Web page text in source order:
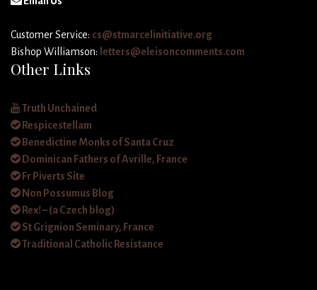
Customer Service: cs@stmarcelinitiative.org
Bishop Williamson: letters@eleisoncomments.com
Other Links
Truth Unchained
Respicestellam
Benedictine Monks of Santa Cruz
Dominican Fathers of Avrille, France
Fr Piverts Site
Non Possumus Blog
Rex! – (a Czech blog)
St Grignion Seminary, France
Traditional Catholic Resistance